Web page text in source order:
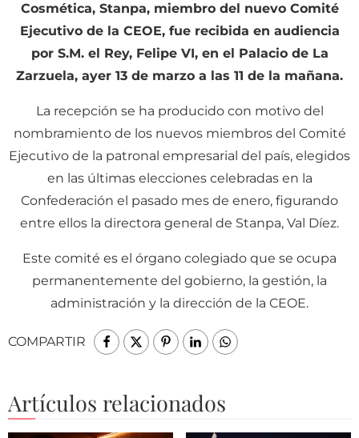
Cosmética, Stanpa, miembro del nuevo Comité
Ejecutivo de la CEOE, fue recibida en audiencia
por S.M. el Rey, Felipe VI, en el Palacio de La
Zarzuela, ayer 13 de marzo a las 11 de la mañana.
La recepción se ha producido con motivo del
nombramiento de los nuevos miembros del Comité
Ejecutivo de la patronal empresarial del país, elegidos
en las últimas elecciones celebradas en la
Confederación el pasado mes de enero, figurando
entre ellos la directora general de Stanpa, Val Díez.
Este comité es el órgano colegiado que se ocupa
permanentemente del gobierno, la gestión, la
administración y la dirección de la CEOE.
COMPARTIR
Artículos relacionados